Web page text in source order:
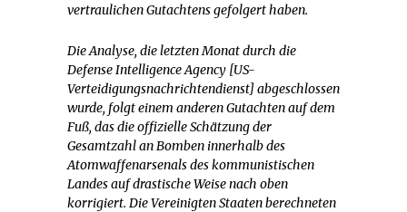
vertraulichen Gutachtens gefolgert haben.
Die Analyse, die letzten Monat durch die
Defense Intelligence Agency [US-
Verteidigungsnachrichtendienst] abgeschlossen
wurde, folgt einem anderen Gutachten auf dem
Fuß, das die offizielle Schätzung der
Gesamtzahl an Bomben innerhalb des
Atomwaffenarsenals des kommunistischen
Landes auf drastische Weise nach oben
korrigiert. Die Vereinigten Staaten berechneten